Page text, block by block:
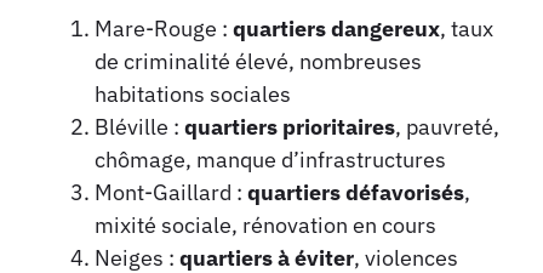
Mare-Rouge : quartiers dangereux, taux
de criminalité élevé, nombreuses
habitations sociales
Bléville : quartiers prioritaires, pauvreté,
chômage, manque d’infrastructures
Mont-Gaillard : quartiers défavorisés,
mixité sociale, rénovation en cours
Neiges : quartiers à éviter, violences